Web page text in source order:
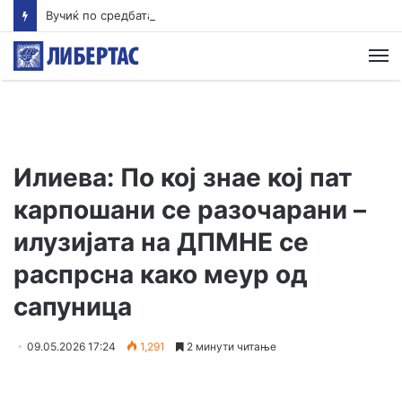
Илиева: По кој знае кој пат
карпошани се разочарани –
илузијата на ДПМНЕ се
распрсна како меур од
сапуница
09.05.2026 17:24 1,291 2 минути читање